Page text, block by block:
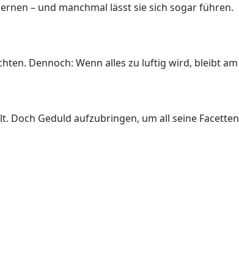
– und manchmal lässt sie sich sogar führen.
Dennoch: Wenn alles zu luftig wird, bleibt am
Doch Geduld aufzubringen, um all seine